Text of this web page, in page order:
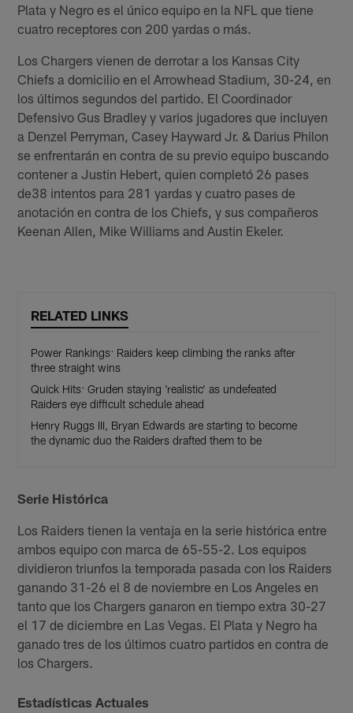
Plata y Negro es el único equipo en la NFL que tiene
cuatro receptores con 200 yardas o más.
Los Chargers vienen de derrotar a los Kansas City
Chiefs a domicilio en el Arrowhead Stadium, 30-24, en
los últimos segundos del partido. El Coordinador
Defensivo Gus Bradley y varios jugadores que incluyen
a Denzel Perryman, Casey Hayward Jr. & Darius Philon
se enfrentarán en contra de su previo equipo buscando
contener a Justin Hebert, quien completó 26 pases
de38 intentos para 281 yardas y cuatro pases de
anotación en contra de los Chiefs, y sus compañeros
Keenan Allen, Mike Williams and Austin Ekeler.
RELATED LINKS
Power Rankings: Raiders keep climbing the ranks after
three straight wins
Quick Hits: Gruden staying 'realistic' as undefeated
Raiders eye difficult schedule ahead
Henry Ruggs III, Bryan Edwards are starting to become
the dynamic duo the Raiders drafted them to be
Serie Histórica
Los Raiders tienen la ventaja en la serie histórica entre
ambos equipo con marca de 65-55-2. Los equipos
dividieron triunfos la temporada pasada con los Raiders
ganando 31-26 el 8 de noviembre en Los Angeles en
tanto que los Chargers ganaron en tiempo extra 30-27
el 17 de diciembre en Las Vegas. El Plata y Negro ha
ganado tres de los últimos cuatro partidos en contra de
los Chargers.
Estadísticas Actuales